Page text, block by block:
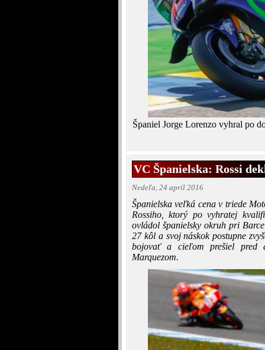
Španiel Jorge Lorenzo vyhral po
VC Španielska: Rossi
Nedeľa, 24 apríl 2016
Španielska veľká cena v triede
Rossiho, ktorý po vyhratej
ovládol španielsky okruh pri
27 kôl a svoj náskok postupne
bojovať a cieľom prešiel pred
Marquezom.